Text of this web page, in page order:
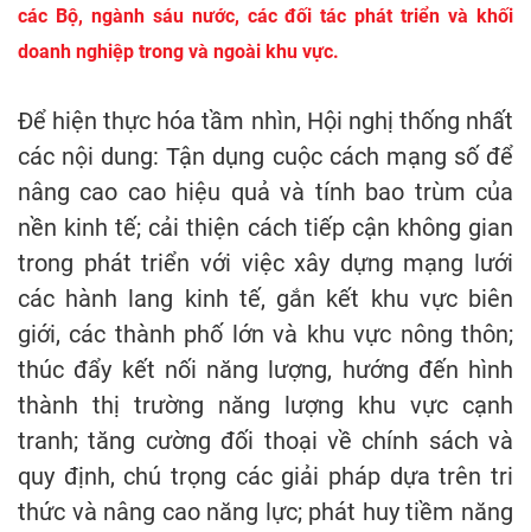
các Bộ, ngành sáu nước, các đối tác phát triển và khối
doanh nghiệp trong và ngoài khu vực.
Để hiện thực hóa tầm nhìn, Hội nghị thống nhất
các nội dung: Tận dụng cuộc cách mạng số để
nâng cao cao hiệu quả và tính bao trùm của
nền kinh tế; cải thiện cách tiếp cận không gian
trong phát triển với việc xây dựng mạng lưới
các hành lang kinh tế, gắn kết khu vực biên
giới, các thành phố lớn và khu vực nông thôn;
thúc đẩy kết nối năng lượng, hướng đến hình
thành thị trường năng lượng khu vực cạnh
tranh; tăng cường đối thoại về chính sách và
quy định, chú trọng các giải pháp dựa trên tri
thức và nâng cao năng lực; phát huy tiềm năng